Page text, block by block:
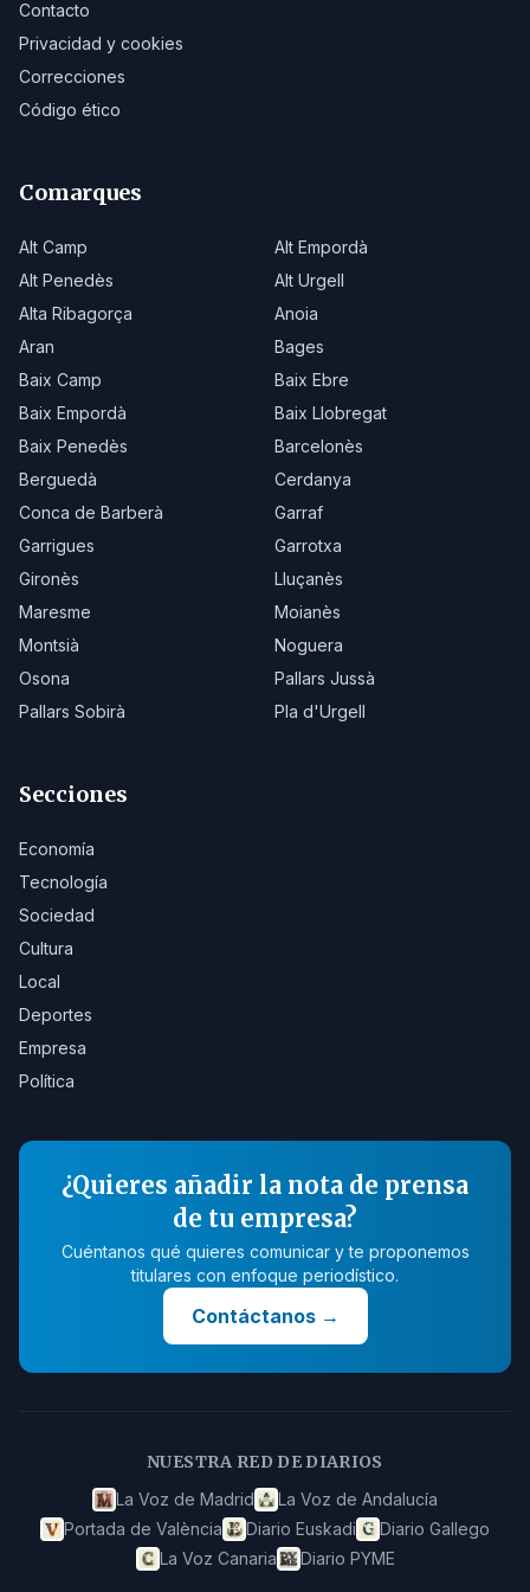
Contacto
Privacidad y cookies
Correcciones
Código ético
Comarques
Alt Camp
Alt Empordà
Alt Penedès
Alt Urgell
Alta Ribagorça
Anoia
Aran
Bages
Baix Camp
Baix Ebre
Baix Empordà
Baix Llobregat
Baix Penedès
Barcelonès
Berguedà
Cerdanya
Conca de Barberà
Garraf
Garrigues
Garrotxa
Gironès
Lluçanès
Maresme
Moianès
Montsià
Noguera
Osona
Pallars Jussà
Pallars Sobirà
Pla d'Urgell
Secciones
Economía
Tecnología
Sociedad
Cultura
Local
Deportes
Empresa
Política
¿Quieres añadir la nota de prensa
de tu empresa?
Cuéntanos qué quieres comunicar y te proponemos
titulares con enfoque periodístico.
Contáctanos→
NUESTRA RED DE DIARIOS
La Voz de Madrid
La Voz de Andalucía
Portada de València
Diario Euskadi
Diario Gallego
La Voz Canaria
Diario PYME